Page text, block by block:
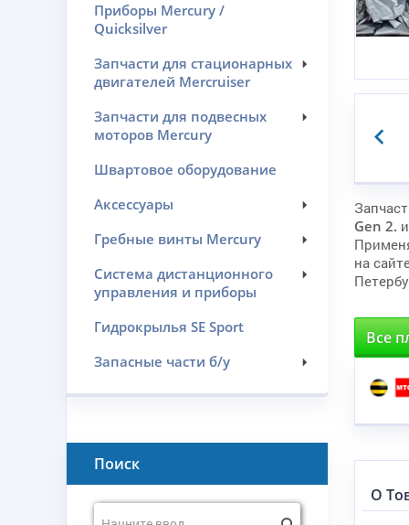
Приборы Mercury /
Quicksilver
Запчасти для стационарных
двигателей Mercruiser
Запчасти для подвесных
моторов Mercury
Швартовое оборудование
Аксессуары
Гребные винты Mercury
Система дистанционного
управления и приборы
Гидрокрылья SE Sport
Запасные части б/у
Поиск
Gen 2.
на
Все
О